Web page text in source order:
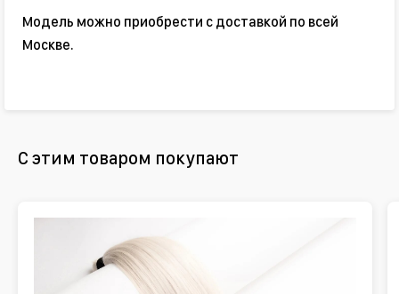
Модель можно приобрести с доставкой по всей
Москве.
С этим товаром покупают